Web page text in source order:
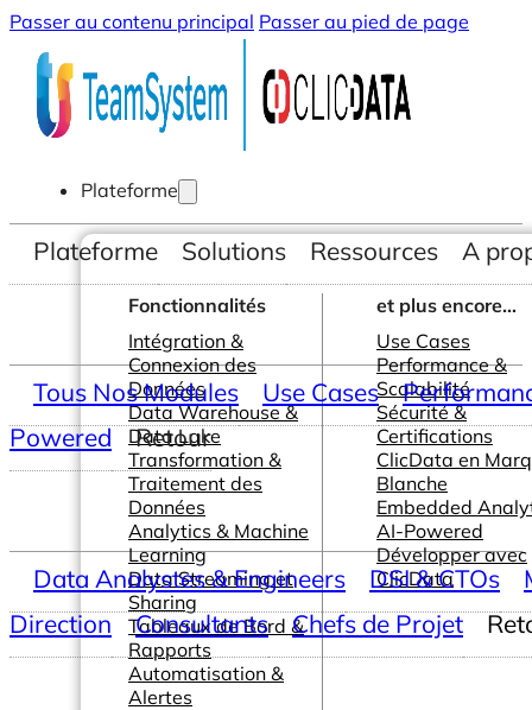
Passer au contenu principal Passer au pied de page
Plateforme
Fonctionnalités
Intégration &
Connexion des
Données
Data Warehouse &
Data Lake
Transformation &
Traitement des
Données
Analytics & Machine
Learning
Data Streaming et
Sharing
Tableaux de Bord &
Rapports
Automatisation &
Alertes
et plus encore...
Use Cases
Performance &
Scalabilité
Sécurité &
Certifications
ClicData en
Blanche
Embedded
AI-Powered
Développer avec
ClicData
Plateforme Solutions Ressources A
Tous Nos Modules Use Cases
Powered
Retour
Data Analystes & Engineers DSI & CTOs
Direction
Consultants Chefs de Projet